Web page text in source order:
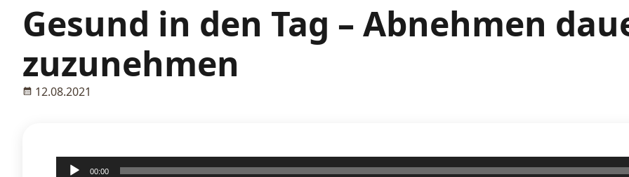
Gesund in den Tag – Abnehmen
zuzunehmen
12.08.2021
Audio-00:00